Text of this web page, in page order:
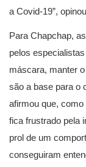
a Covid-19”,
Para Chapchap,
pelos
máscara, manter
são a base para o
afirmou que,
fica frustrado pela
prol de um
conseguiram